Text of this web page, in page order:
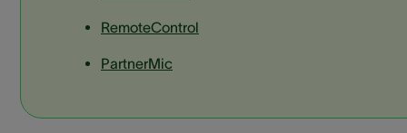
RemoteControl
PartnerMic